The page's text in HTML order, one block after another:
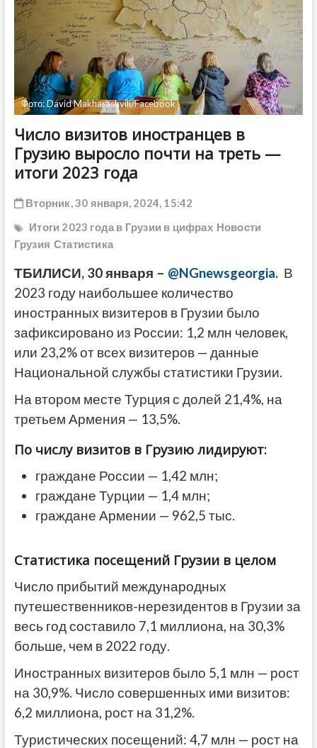
Фото: David Makharashvili/Facebook
Число визитов иностранцев в
Грузию выросло почти на треть —
итоги 2023 года
Вторник, 30 января, 2024, 15:42
Итоги 2023 года в Грузии в цифрах Новости
Грузия Статистика
ТБИЛИСИ, 30 января – @NGnewsgeorgia. В
2023 году наибольшее количество
иностранных визитеров в Грузии было
зафиксировано из России: 1,2 млн человек,
или 23,2% от всех визитеров — данные
Национальной службы статистики Грузии.
На втором месте Турция с долей 21,4%, на
третьем Армения — 13,5%.
По числу визитов в Грузию лидируют:
граждане России — 1,42 млн;
граждане Турции — 1,4 млн;
граждане Армении — 962,5 тыс.
Статистика посещений Грузии в целом
Число прибытий международных
путешественников-нерезидентов в Грузии за
весь год составило 7,1 миллиона, на 30,3%
больше, чем в 2022 году.
Иностранных визитеров было 5,1 млн — рост
на 30,9%. Число совершенных ими визитов:
6,2 миллиона, рост на 31,2%.
Туристических посещений: 4,7 млн — рост на